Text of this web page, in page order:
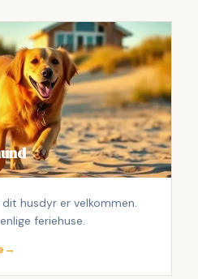
husdyr er velkommen.
feriehuse.
→